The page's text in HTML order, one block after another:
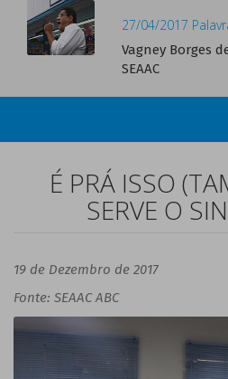
27/04/2017
Vagney Borges
SEAAC
É PRÁ ISSO
SERVE O
19 de Dezembro de 2017
Fonte: SEAAC ABC